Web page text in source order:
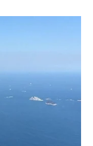
добровільно не
всіма прибирати.